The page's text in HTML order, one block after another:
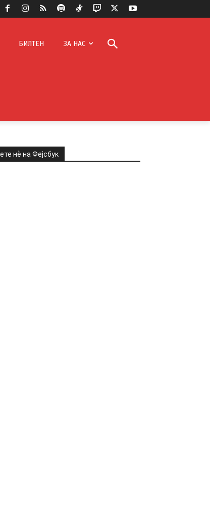
БИЛТЕН ЗА НАС
нѐ на Фејсбук